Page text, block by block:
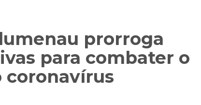
prorroga
para combater o
coronavírus